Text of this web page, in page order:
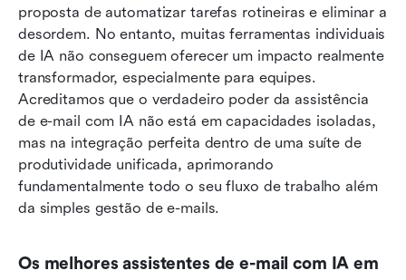
proposta de automatizar tarefas rotineiras e eliminar a
desordem. No entanto, muitas ferramentas individuais
de IA não conseguem oferecer um impacto realmente
transformador, especialmente para equipes.
Acreditamos que o verdadeiro poder da assistência
de e-mail com IA não está em capacidades isoladas,
mas na integração perfeita dentro de uma suíte de
produtividade unificada, aprimorando
fundamentalmente todo o seu fluxo de trabalho além
da simples gestão de e-mails.
Os melhores assistentes de e-mail com IA em
Conclusão
Perguntas frequentes
Leitura relacionada